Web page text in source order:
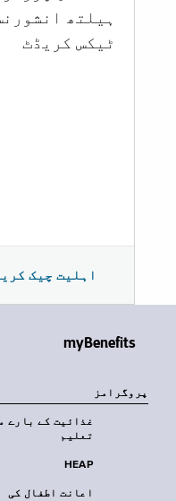
‏ہیلتھ
ٹیکس کریڈٹ
اہلیت چیک
myBenefits
پروگرامز
غذائیت کے بارے
تعلیم
HEAP
اعانت اطفال کی